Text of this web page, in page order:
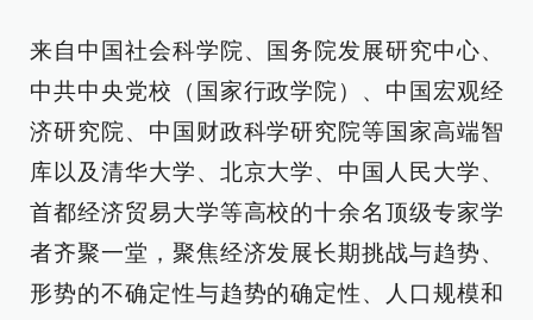
来自中国社会科学院、国务院发展研究中心、
中共中央党校（国家行政学院）、中国宏观经
济研究院、中国财政科学研究院等国家高端智
库以及清华大学、北京大学、中国人民大学、
首都经济贸易大学等高校的十余名顶级专家学
者齐聚一堂，聚焦经济发展长期挑战与趋势、
形势的不确定性与趋势的确定性、人口规模和